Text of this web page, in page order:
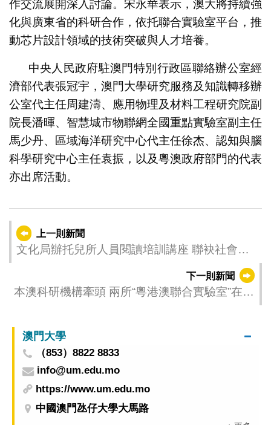
作交流展開深入討論。宋永華表示，澳大將持續強
化與廣東省的科研合作，依托聯合實驗室平台，推
動芯片設計領域的技術突破與人才培養。
中央人民政府駐澳門特別行政區聯絡辦公室經
濟部代表張冠宇，澳門大學研究服務及知識轉移辦
公室代主任周建濤、應用物理及材料工程研究院副
院長潘暉、智慧城市物聯網全國重點實驗室副主任
馬少丹、區域海洋研究中心代主任徐杰、認知與腦
科學研究中心主任袁振，以及粵澳政府部門的代表
亦出席活動。
上一則新聞
文化局辦托兒所人員閱讀培訓講座 聯袂社會工
下一則新聞
本澳科研機構牽頭 兩所“粵港澳聯合實驗室”在澳
澳門大學
（853）8822 8833
info@um.edu.mo
https://www.um.edu.mo
中國澳門氹仔大學大馬路